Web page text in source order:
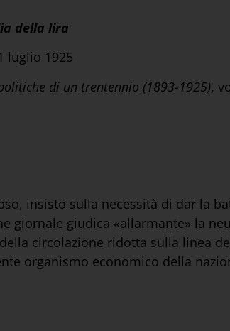
della lira
luglio 1925
di un trentennio (1893-1925),
insisto sulla necessità di dar la
giornale giudica «allarmante» la
circolazione ridotta sulla linea
organismo economico della